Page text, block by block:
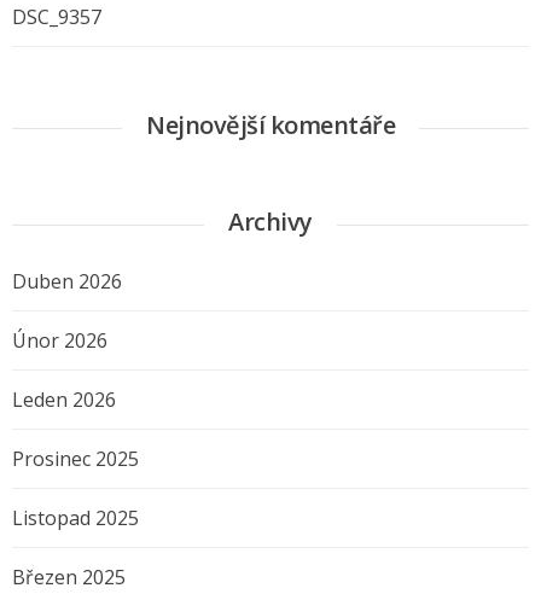
DSC_9357
Nejnovější komentáře
Archivy
Duben 2026
Únor 2026
Leden 2026
Prosinec 2025
Listopad 2025
Březen 2025